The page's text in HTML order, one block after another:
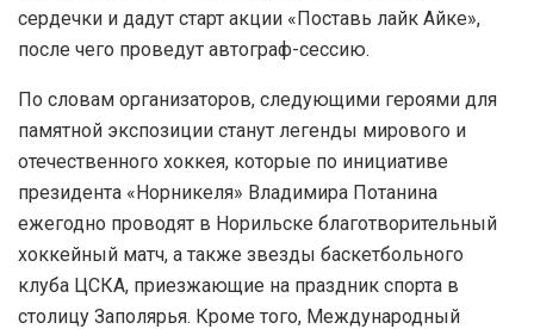
сердечки и дадут старт акции «Поставь лайк Айке»,
после чего проведут автограф-сессию.
По словам организаторов, следующими героями для
памятной экспозиции станут легенды мирового и
отечественного хоккея, которые по инициативе
президента «Норникеля» Владимира Потанина
ежегодно проводят в Норильске благотворительный
хоккейный матч, а также звезды баскетбольного
клуба ЦСКА, приезжающие на праздник спорта в
столицу Заполярья. Кроме того, Международный